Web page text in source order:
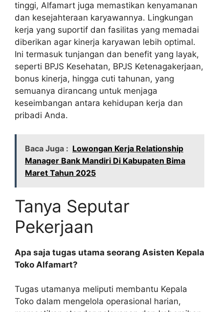
tinggi, Alfamart juga memastikan kenyamanan
dan kesejahteraan karyawannya. Lingkungan
kerja yang suportif dan fasilitas yang memadai
diberikan agar kinerja karyawan lebih optimal.
Ini termasuk tunjangan dan benefit yang layak,
seperti BPJS Kesehatan, BPJS Ketenagakerjaan,
bonus kinerja, hingga cuti tahunan, yang
semuanya dirancang untuk menjaga
keseimbangan antara kehidupan kerja dan
pribadi Anda.
Baca Juga : Lowongan Kerja Relationship
Manager Bank Mandiri Di Kabupaten Bima
Maret Tahun 2025
Tanya Seputar
Pekerjaan
Apa saja tugas utama seorang Asisten Kepala
Toko Alfamart?
Tugas utamanya meliputi membantu Kepala
Toko dalam mengelola operasional harian,